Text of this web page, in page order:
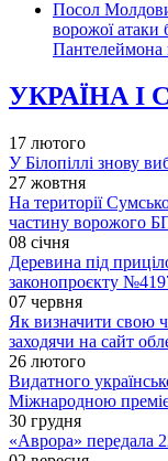
Посол Молдови
ворожої атаки
Пантелеймона
УКРАЇНА І
17 лютого
У Білопіллі знову
27 жовтня
На території
частину ворожого
08 січня
Деревина під
законопроєкту
07 червня
Як визначити свою
заходячи на сайт
26 лютого
Видатного
Міжнародною
30 грудня
«Аврора» передала